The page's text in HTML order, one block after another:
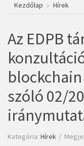
Kezdőlap Hírek
Az EDPB
szóló 02/
Kategória: Hírek